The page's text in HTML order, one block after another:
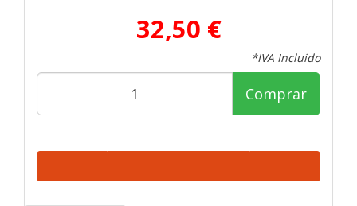
32,50 €
*IVA Incluido
Comprar